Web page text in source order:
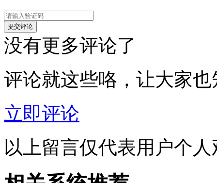
没有更多评论了
评论就这些咯，让大家
立即评论
以上留言仅代表用户个